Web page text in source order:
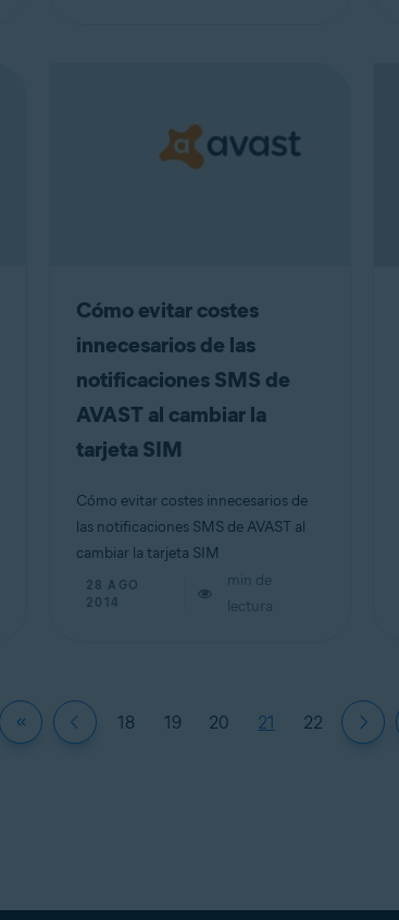
Cómo evitar costes
innecesarios de las
notificaciones SMS de
AVAST al cambiar la
tarjeta SIM
Cómo evitar costes innecesarios de
las notificaciones SMS de AVAST al
cambiar la tarjeta SIM
28 AGO
2014
min de
lectura
18 19 20 21 22